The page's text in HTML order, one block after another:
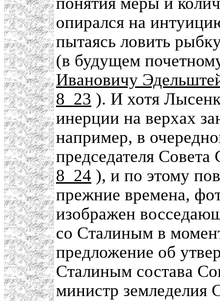
опирался на
пытаясь ловить
(в будущем
Ивановичу
8_23 ). И хотя
инерции на верхах
например, в
председателя
8_24 ), и по этому
прежние времена,
изображен
со Сталиным в
предложение об
Сталиным состава
министр